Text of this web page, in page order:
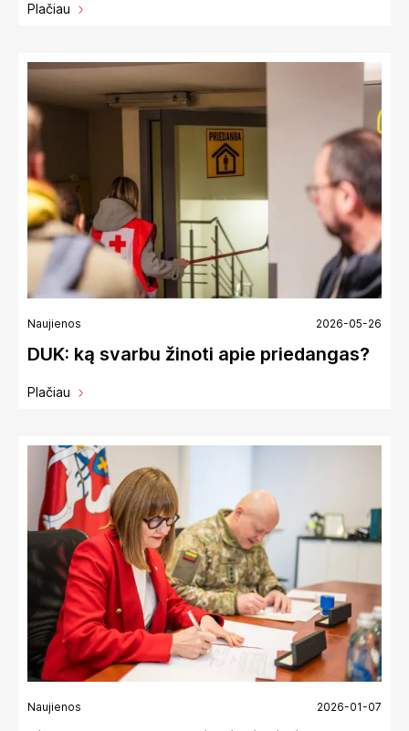
Plačiau
Naujienos 2026-05-26
DUK: ką svarbu žinoti apie priedangas?
Plačiau
Naujienos 2026-01-07